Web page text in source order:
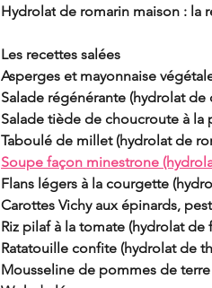
Hydrolat de romarin maison : la
Les recettes salées
Asperges et mayonnaise
Salade régénérante (hydrolat de
Salade tiède de choucroute à la
Taboulé de millet (hydrolat de
Soupe façon minestrone
Flans légers à la courgette
Carottes Vichy aux épinards,
Riz pilaf à la tomate (hydrolat de
Ratatouille confite (hydrolat de
Mousseline de pommes de